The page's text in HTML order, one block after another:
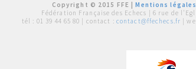
Copyright © 2015 FFE |Mentions légales
Fédération Française des Echecs | 6 rue de
tél : 01 39 44 65 80 | contact : contact@ffechecs.fr |